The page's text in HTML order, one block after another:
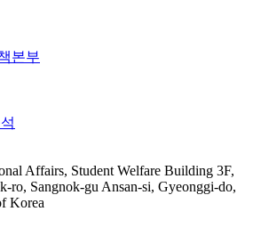
본부
Affairs, Student Welfare Building 3F,
ro, Sangnok-gu Ansan-si, Gyeonggi-do,
Korea